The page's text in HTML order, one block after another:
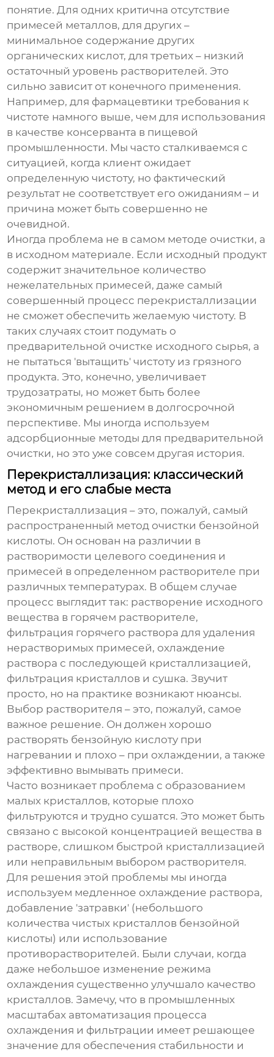
понятие. Для одних критична отсутствие
примесей металлов, для других –
минимальное содержание других
органических кислот, для третьих – низкий
остаточный уровень растворителей. Это
сильно зависит от конечного применения.
Например, для фармацевтики требования к
чистоте намного выше, чем для использования
в качестве консерванта в пищевой
промышленности. Мы часто сталкиваемся с
ситуацией, когда клиент ожидает
определенную чистоту, но фактический
результат не соответствует его ожиданиям – и
причина может быть совершенно не
очевидной.
Иногда проблема не в самом методе очистки, а
в исходном материале. Если исходный продукт
содержит значительное количество
нежелательных примесей, даже самый
совершенный процесс перекристаллизации
не сможет обеспечить желаемую чистоту. В
таких случаях стоит подумать о
предварительной очистке исходного сырья, а
не пытаться 'вытащить' чистоту из грязного
продукта. Это, конечно, увеличивает
трудозатраты, но может быть более
экономичным решением в долгосрочной
перспективе. Мы иногда используем
адсорбционные методы для предварительной
очистки, но это уже совсем другая история.
Перекристаллизация: классический
метод и его слабые места
Перекристаллизация – это, пожалуй, самый
распространенный метод очистки бензойной
кислоты. Он основан на различии в
растворимости целевого соединения и
примесей в определенном растворителе при
различных температурах. В общем случае
процесс выглядит так: растворение исходного
вещества в горячем растворителе,
фильтрация горячего раствора для удаления
нерастворимых примесей, охлаждение
раствора с последующей кристаллизацией,
фильтрация кристаллов и сушка. Звучит
просто, но на практике возникают нюансы.
Выбор растворителя – это, пожалуй, самое
важное решение. Он должен хорошо
растворять бензойную кислоту при
нагревании и плохо – при охлаждении, а также
эффективно вымывать примеси.
Часто возникает проблема с образованием
малых кристаллов, которые плохо
фильтруются и трудно сушатся. Это может быть
связано с высокой концентрацией вещества в
растворе, слишком быстрой кристаллизацией
или неправильным выбором растворителя.
Для решения этой проблемы мы иногда
используем медленное охлаждение раствора,
добавление 'затравки' (небольшого
количества чистых кристаллов бензойной
кислоты) или использование
противорастворителей. Были случаи, когда
даже небольшое изменение режима
охлаждения существенно улучшало качество
кристаллов. Замечу, что в промышленных
масштабах автоматизация процесса
охлаждения и фильтрации имеет решающее
значение для обеспечения стабильности и